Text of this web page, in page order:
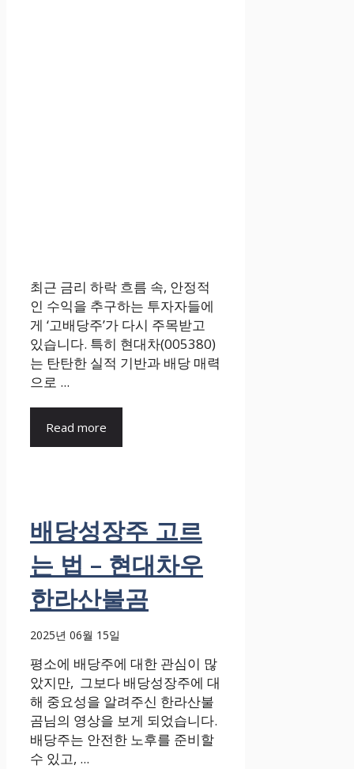
최근 금리 하락 흐름 속, 안정적
인 수익을 추구하는 투자자들에
게 ‘고배당주’가 다시 주목받고
있습니다. 특히 현대차(005380)
는 탄탄한 실적 기반과 배당 매력
으로 ...
Read more
배당성장주 고르
는 법 – 현대차우
한라산불곰
2025년 06월 15일
평소에 배당주에 대한 관심이 많
았지만, 그보다 배당성장주에 대
해 중요성을 알려주신 한라산불
곰님의 영상을 보게 되었습니다.
배당주는 안전한 노후를 준비할
수 있고, ...